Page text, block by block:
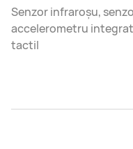
Senzor infraroșu,
accelerometru
tactil